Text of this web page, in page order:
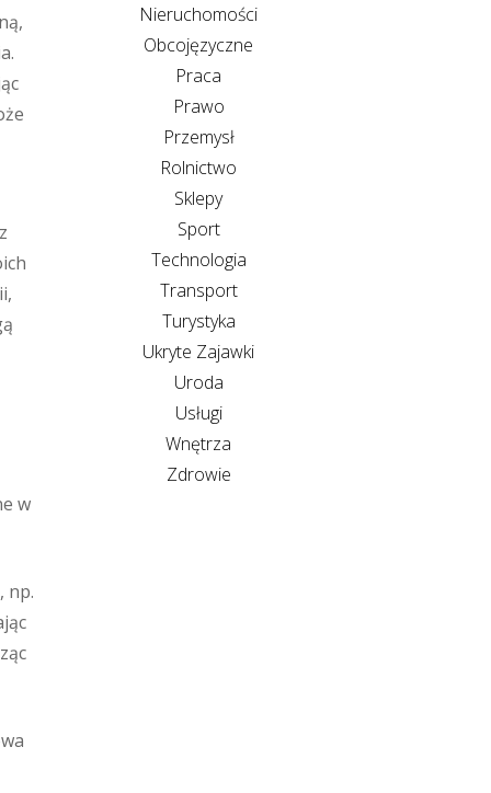
w
np.
Nieruchomości
Obcojęzyczne
Praca
Prawo
Przemysł
Rolnictwo
Sklepy
Sport
Technologia
Transport
Turystyka
Ukryte Zajawki
Uroda
Usługi
Wnętrza
Zdrowie